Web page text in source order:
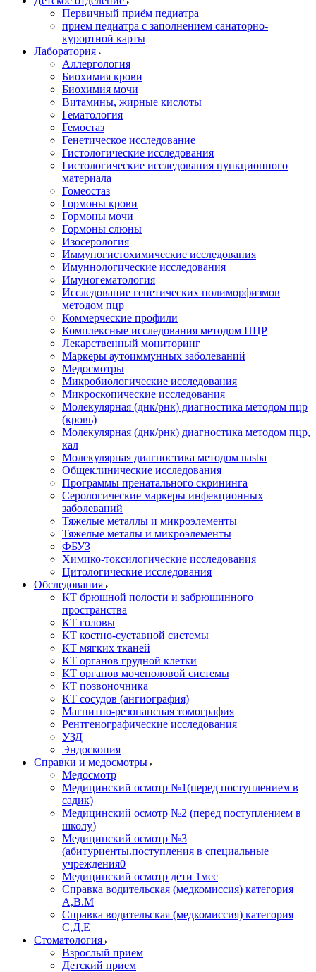
Первичный приём педиатра
прием педиатра с заполнением санаторно-
курортной карты
Лаборатория
Аллергология
Биохимия крови
Биохимия мочи
Витамины, жирные кислоты
Гематология
Гемостаз
Генетическое исследование
Гистологические исследования
Гистологические исследования пункционного
материала
Гомеостаз
Гормоны крови
Гормоны мочи
Гормоны слюны
Изосерология
Иммуногистохимические исследования
Имуннологические исследования
Имуногематология
Исследование генетических полиморфизмов
методом пцр
Коммерческие профили
Комплексные исследования методом ПЦР
Лекарственный мониторинг
Маркеры аутоиммунных заболеваний
Медосмотры
Микробиологические исследования
Микроскопические исследования
Молекулярная (днк/рнк) диагностика методом пцр
(кровь)
Молекулярная (днк/рнк) диагностика методом пцр,
кал
Молекулярная диагностика методом nasba
Общеклинические исследования
Программы пренатального скрининга
Серологические маркеры инфекционных
заболеваний
Тяжелые металлы и микроэлементы
Тяжелые металы и микроэлементы
ФБУЗ
Химико-токсилогические исследования
Цитологические исследования
Обследования
КТ брюшной полости и забрюшинного
пространства
КТ головы
КТ костно-суставной системы
КТ мягких тканей
КТ органов грудной клетки
КТ органов мочеполовой системы
КТ позвоночника
КТ сосудов (ангиография)
Магнитно-резонансная томография
Рентгенографические исследования
УЗД
Эндоскопия
Справки и медосмотры
Медосмотр
Медицинский осмотр №1(перед поступлением в
садик)
Медицинский осмотр №2 (перед поступлением в
школу)
Медицинский осмотр №3
(абитуриенты.поступления в специальные
учреждения0
Медицинский осмотр дети 1мес
Справка водительская (медкомиссия) категория
А,В.М
Справка водительская (медкомиссия) категория
С,Д,Е
Стоматология
Взрослый прием
Детский прием